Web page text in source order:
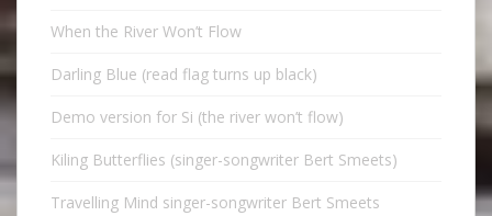
When the River Won’t Flow
Darling Blue (read flag turns up black)
Demo version for Si (the river won’t flow)
Kiling Butterflies (singer-songwriter Bert Smeets)
Travelling Mind singer-songwriter Bert Smeets